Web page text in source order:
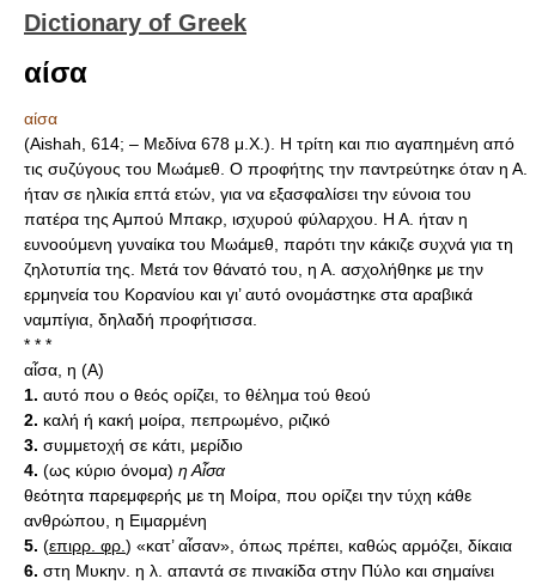
Dictionary of Greek
αίσα
αίσα
(Aishah, 614; – Μεδίνα 678 μ.X.). Η τρίτη και πιο αγαπημένη από
τις συζύγους του Μωάμεθ. Ο προφήτης την παντρεύτηκε όταν η Α.
ήταν σε ηλικία επτά ετών, για να εξασφαλίσει την εύνοια του
πατέρα της Αμπού Μπακρ, ισχυρού φύλαρχου. Η Α. ήταν η
ευνοούμενη γυναίκα του Μωάμεθ, παρότι την κάκιζε συχνά για τη
ζηλοτυπία της. Μετά τον θάνατό του, η Α. ασχολήθηκε με την
ερμηνεία του Κορανίου και γι’ αυτό ονομάστηκε στα αραβικά
ναμπίγια, δηλαδή προφήτισσα.
* * *
αἶσα, η (Α)
1. αυτό που ο θεός ορίζει, το θέλημα τού θεού
2. καλή ή κακή μοίρα, πεπρωμένο, ριζικό
3. συμμετοχή σε κάτι, μερίδιο
4. (ως κύριο όνομα) η Αἶσα
θεότητα παρεμφερής με τη Μοίρα, που ορίζει την τύχη κάθε
ανθρώπου, η Ειμαρμένη
5. (επιρρ. φρ. ) «κατ’ αἶσαν», όπως πρέπει, καθώς αρμόζει, δίκαια
6. στη Μυκην. η λ. απαντά σε πινακίδα στην Πύλο και σημαίνει